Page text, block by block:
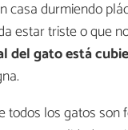
casa durmiendo
estar triste o que
del gato está
los gatos